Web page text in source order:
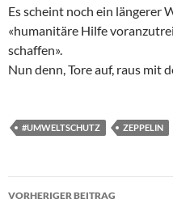
Es scheint noch ein längerer
«humanitäre Hilfe
schaffen».
Nun denn, Tore auf, raus mit
#UMWELTSCHUTZ ZEPPELIN
Beitragsnavigation
VORHERIGER BEITRAG